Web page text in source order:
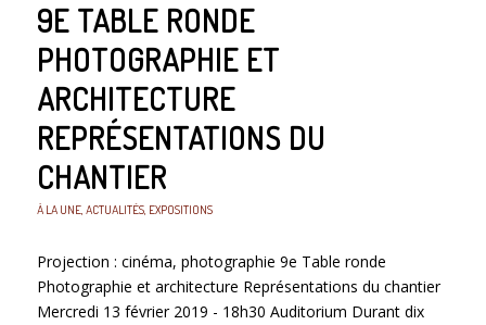
9E TABLE RONDE
PHOTOGRAPHIE ET
ARCHITECTURE
REPRÉSENTATIONS DU
CHANTIER
À LA UNE, ACTUALITÉS, EXPOSITIONS
Projection : cinéma, photographie 9e Table ronde
Photographie et architecture Représentations du chantier
Mercredi 13 février 2019 - 18h30 Auditorium Durant dix